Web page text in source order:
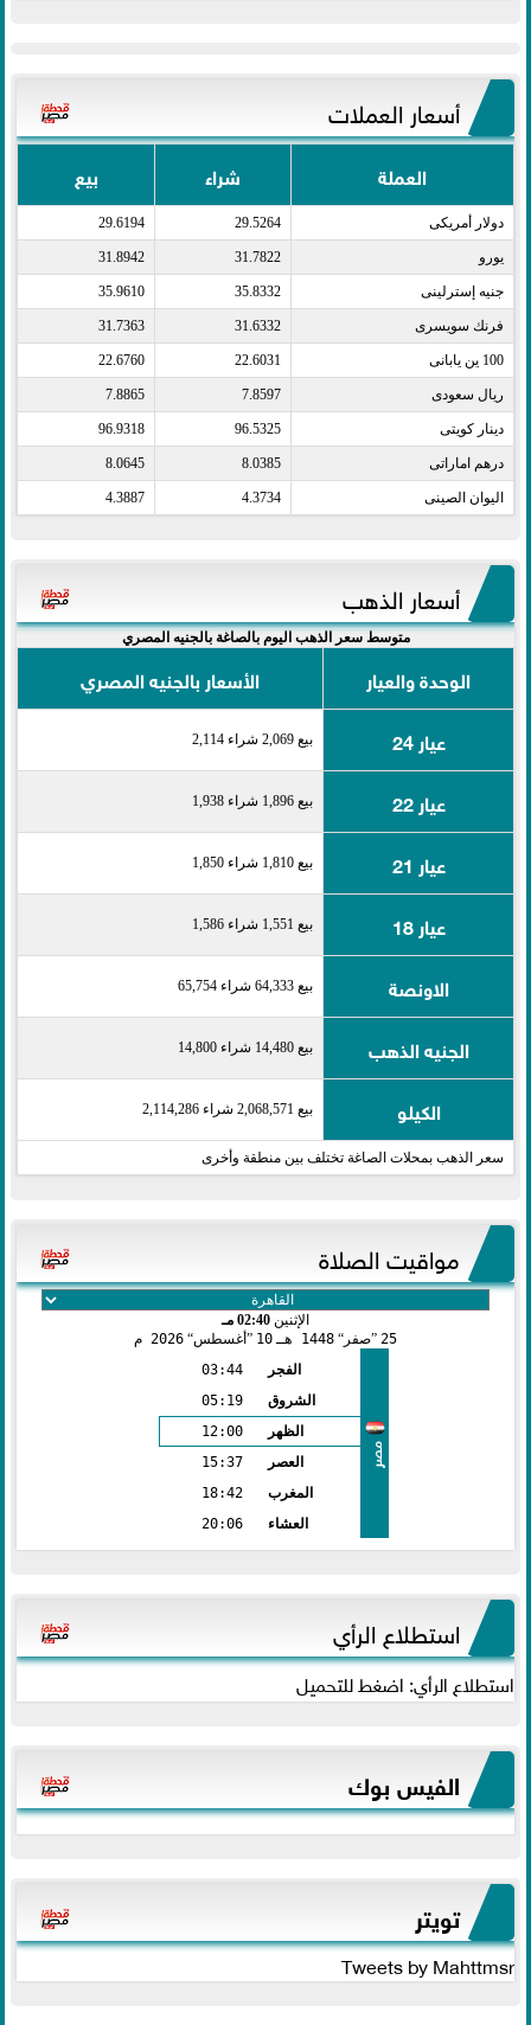
أسعار العملات
العملة شراء بيع
دولار أمريكى​ 29.5264
29.6194
يورو​ 31.7822
31.8942
جنيه إسترلينى​ 35.8332
35.9610
فرنك سويسرى​ 31.6332
31.7363
100 ين يابانى​ 22.6031
22.6760
ريال سعودى​ 7.8597
7.8865
دينار كويتى​ 96.5325
96.9318
درهم اماراتى​ 8.0385
8.0645
اليوان الصينى​ 4.3734
4.3887
أسعار الذهب
متوسط سعر الذهب اليوم بالصاغة بالجنيه المصري
الوحدة والعيار
الأسعار بالجنيه المصري
عيار 24
بيع 2,069 شراء 2,114
عيار 22 بيع 1,896 شراء 1,938
عيار 21 بيع 1,810 شراء 1,850
عيار 18 بيع 1,551 شراء 1,586
الاونصة بيع 64,333 شراء 65,754
الجنيه الذهب بيع 14,480 شراء 14,800
الكيلو بيع 2,068,571 شراء 2,114,286
سعر الذهب بمحلات الصاغة تختلف بين منطقة وأخرى
مواقيت الصلاة
الإثنين 02:40 مـ
25 صفر 1448 هـ 10 أغسطس 2026 م
مصر
الفجر
03:44
الشروق
05:19
الظهر
12:00
العصر
15:37
المغرب
18:42
العشاء
20:06
استطلاع الرأي
استطلاع الرأي: اضغط للتحميل
الفيس بوك
تويتر
Tweets by Mahttmsr